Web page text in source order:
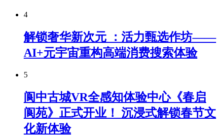
4
解锁奢华新次元 ：活力甄选作坊——
AI+元宇宙重构高端消费搜索体验
5
阆中古城VR全感知体验中心《春启
阆苑》正式开业！ 沉浸式解锁春节文
化新体验